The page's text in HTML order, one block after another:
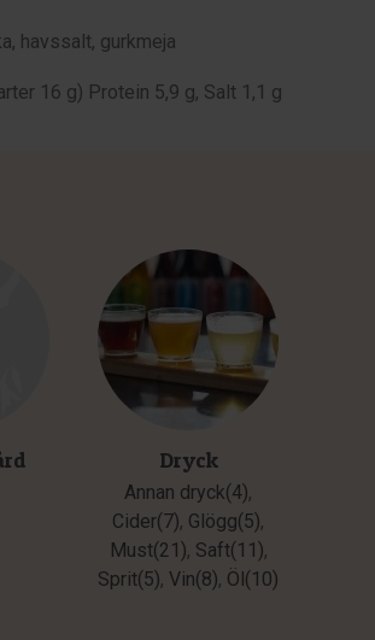
havssalt, gurkmeja
16 g) Protein 5,9 g, Salt 1,1 g
Dryck
Annan dryck(4),
Cider(7), Glögg(5),
Must(21), Saft(11),
Sprit(5), Vin(8), Öl(10)